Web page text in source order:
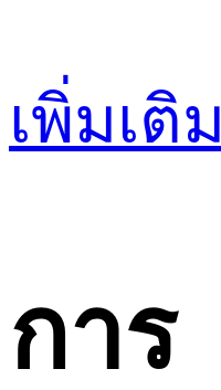
เพิ่มเติม
การ